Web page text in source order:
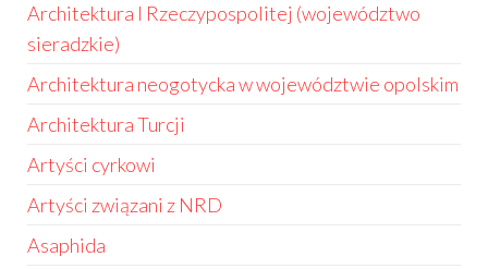
Architektura I Rzeczypospolitej (województwo
sieradzkie)
Architektura neogotycka w województwie opolskim
Architektura Turcji
Artyści cyrkowi
Artyści związani z NRD
Asaphida